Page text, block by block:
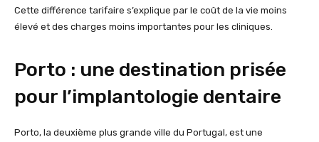
Cette différence tarifaire s’explique par le coût de la vie moins
élevé et des charges moins importantes pour les cliniques.
Porto : une destination prisée
pour l’implantologie dentaire
Porto, la deuxième plus grande ville du Portugal, est une